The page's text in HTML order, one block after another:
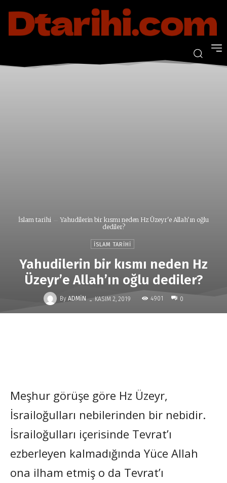
İslam tarihi
Yahudilerin bir kısmı neden Hz Üzeyr'e Allah'ın oğlu
dediler?
İSLAM TARIHI
Yahudilerin bir kısmı neden Hz
Üzeyr’e Allah’ın oğlu dediler?
By ADMIN - KASIM 2, 2019 4901 0
Meşhur görüşe göre Hz Üzeyr,
İsrailoğulları nebilerinden bir nebidir.
İsrailoğulları içerisinde Tevrat’ı
ezberleyen kalmadığında Yüce Allah
ona ilham etmiş o da Tevrat’ı